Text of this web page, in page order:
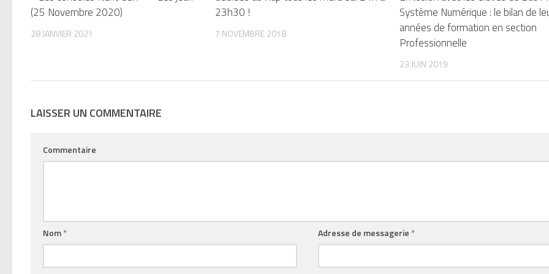
(25 Novembre 2020)
28 JANVIER 2021
23h30 !
7 NOVEMBRE 2018
Système Numérique : le bilan de
années de formation en section
Professionnelle
23 JUIN 2019
LAISSER UN COMMENTAIRE
Commentaire
Nom* Adresse de messagerie *